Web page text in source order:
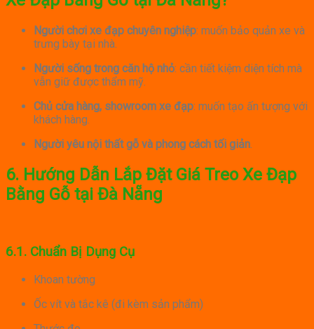
Người chơi xe đạp chuyên nghiệp: muốn bảo quản xe và
trưng bày tại nhà.
Người sống trong căn hộ nhỏ: cần tiết kiệm diện tích mà
vẫn giữ được thẩm mỹ.
Chủ cửa hàng, showroom xe đạp: muốn tạo ấn tượng với
khách hàng.
Người yêu nội thất gỗ và phong cách tối giản.
6. Hướng Dẫn Lắp Đặt Giá Treo Xe Đạp
Bằng Gỗ tại Đà Nẵng
6.1. Chuẩn Bị Dụng Cụ
Khoan tường
Ốc vít và tắc kê (đi kèm sản phẩm)